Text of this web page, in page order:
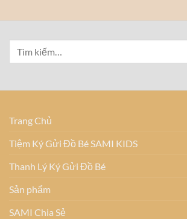
Trang Chủ
Tiệm Ký Gửi Đồ Bé SAMI KIDS
Thanh Lý Ký Gửi Đồ Bé
Sản phẩm
SAMI Chia Sẻ